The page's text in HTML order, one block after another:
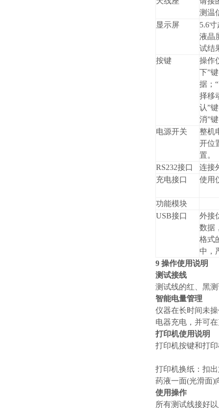
测温
显示屏
5.6
液晶
试结
按键
操作
下”
据；
择移
认”
消”
电源开关
整机
开位
置。
RS232接口
连接
充电接口
使用
功能模块
USB接口
外接
数据
格式
中，
9 操作使用说明
测试接线
测试线的红、黑
智能电量管理
仪器在长时间未
电器充电，并可
打印机使用说明
打印机按键和打
打印机换纸：扣
药液一面(光滑面)
使用操作
所有测试线接好